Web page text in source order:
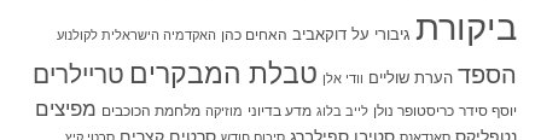
ביקורת גיבורי על דוקאביב האחים כהן האקדמיה הישראלית לקולנוע
הספד הערת שוליים וודי אלן טבלת המבקרים טריילרים
יוסף סידר כריסטופר נולן לייב בלוג מדע בדיוני מוזיקה מלחמת הכוכבים מפיצים